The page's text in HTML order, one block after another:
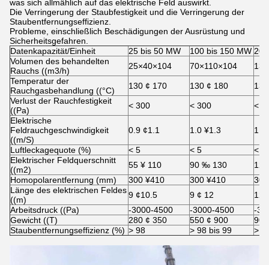
was sich allmählich auf das elektrische Feld auswirkt.
Die Verringerung der Staubfestigkeit und die Verringerung der
Staubentfernungseffizienz.
Probleme, einschließlich Beschädigungen der Ausrüstung und
Sicherheitsgefahren.
Datenkapazität/Einheit
25 bis 50 MW 100 bis 150 MW
Volumen des behandelten
Rauchs ((m3/h)
25×40×104 70×110×104
Temperatur der
Rauchgasbehandlung ((°C)
130 ¢ 170 130 ¢ 180
Verlust der Rauchfestigkeit
((Pa)
< 300 < 300
<
Elektrische
Feldrauchgeschwindigkeit
((m/S)
0.9 ¢1.1 1.0 ¥1.3 1.0
Luftleckagequote (%) < 5 < 5
< 5
Elektrischer Feldquerschnitt
((m2)
55 ¥ 110 90 ‰ 130
Homopolarentfernung (mm)
300 ¥410 300 ¥410
Länge des elektrischen Feldes
((m)
9 ¢10.5 9 ¢ 12
Arbeitsdruck ((Pa)
-3000-4500 -3000-4500
-
Gewicht ((T)
280 ¢ 350 550 ¢ 900
Staubentfernungseffizienz (%) > 98 > 98 bis 99 >